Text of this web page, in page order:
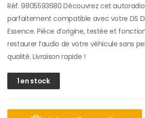
Réf. 9805593680 Découvrez cet
parfaitement compatible avec votre DS
Essence. Pièce d’origine, testée et
restaurer l’audio de votre véhicule sans
qualité. Livraison rapide !
1 en stock